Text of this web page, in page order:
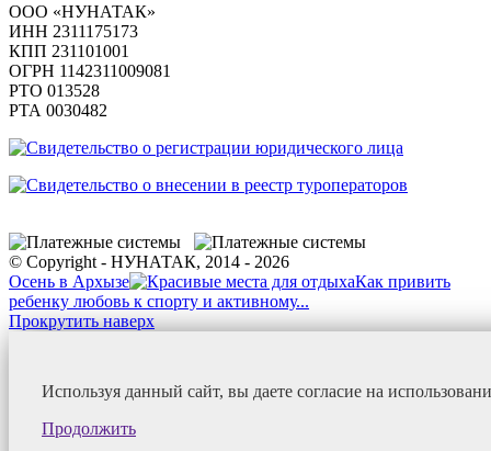
ООО «НУНАТАК»
ИНН 2311175173
КПП 231101001
ОГРН 1142311009081
PTO 013528
РТА 0030482
© Copyright - НУНАТАК, 2014 - 2026
Осень в Архызе
Как привить
ребенку любовь к спорту и активному...
Прокрутить наверх
Используя данный сайт, вы даете согласие на
Продолжить